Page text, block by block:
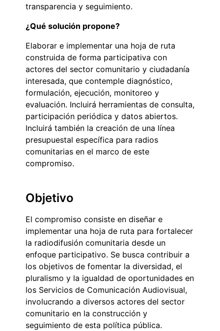
transparencia y seguimiento.
¿Qué solución propone?
Elaborar e implementar una hoja de ruta
construida de forma participativa con
actores del sector comunitario y ciudadanía
interesada, que contemple diagnóstico,
formulación, ejecución, monitoreo y
evaluación. Incluirá herramientas de consulta,
participación periódica y datos abiertos.
Incluirá también la creación de una línea
presupuestal específica para radios
comunitarias en el marco de este
compromiso.
Objetivo
El compromiso consiste en diseñar e
implementar una hoja de ruta para fortalecer
la radiodifusión comunitaria desde un
enfoque participativo. Se busca contribuir a
los objetivos de fomentar la diversidad, el
pluralismo y la igualdad de oportunidades en
los Servicios de Comunicación Audiovisual,
involucrando a diversos actores del sector
comunitario en la construcción y
seguimiento de esta política pública.